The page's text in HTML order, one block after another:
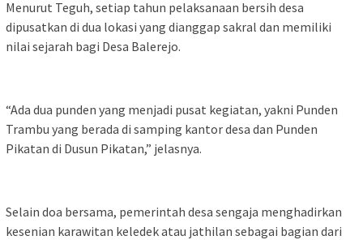
Menurut Teguh, setiap tahun pelaksanaan bersih desa
dipusatkan di dua lokasi yang dianggap sakral dan memiliki
nilai sejarah bagi Desa Balerejo.
“Ada dua punden yang menjadi pusat kegiatan, yakni Punden
Trambu yang berada di samping kantor desa dan Punden
Pikatan di Dusun Pikatan,” jelasnya.
Selain doa bersama, pemerintah desa sengaja menghadirkan
kesenian karawitan keledek atau jathilan sebagai bagian dari